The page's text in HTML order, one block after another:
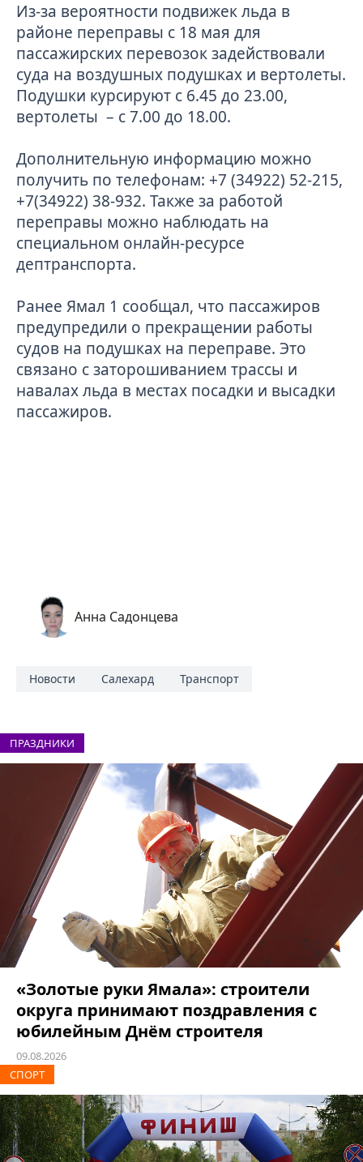
Из-за вероятности подвижек льда в
районе переправы с 18 мая для
пассажирских перевозок задействовали
суда на воздушных подушках и вертолеты.
Подушки курсируют с 6.45 до 23.00,
вертолеты – с 7.00 до 18.00.
Дополнительную информацию можно
получить по телефонам: +7 (34922) 52-215,
+7(34922) 38-932. Также за работой
переправы можно наблюдать на
специальном онлайн-ресурсе
дептранспорта.
Ранее Ямал 1 сообщал, что пассажиров
предупредили о прекращении работы
судов на подушках на переправе. Это
связано с заторошиванием трассы и
навалах льда в местах посадки и высадки
пассажиров.
Анна Садонцева
Новости Салехард Транспорт
ПРАЗДНИКИ
«Золотые руки Ямала»: строители
округа принимают поздравления с
юбилейным Днём строителя
09.08.2026
СПОРТ